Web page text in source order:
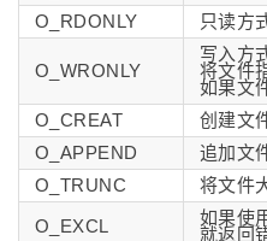
O_RDONLY
只读方
O_WRONLY
写入方
将文件
如果文
O_CREAT
创建文
O_APPEND
追加文
O_TRUNC
将文件
O_EXCL
如果使
就返回